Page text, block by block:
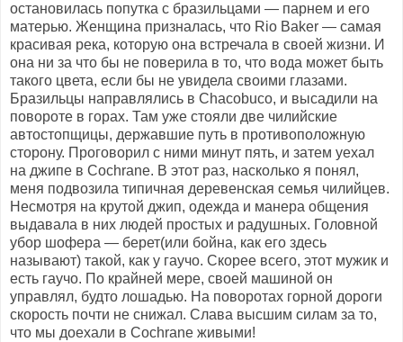
остановилась попутка с бразильцами — парнем и его
матерью. Женщина призналась, что Rio Baker — самая
красивая река, которую она встречала в своей жизни. И
она ни за что бы не поверила в то, что вода может быть
такого цвета, если бы не увидела своими глазами.
Бразильцы направлялись в Chacobuco, и высадили на
повороте в горах. Там уже стояли две чилийские
автостопщицы, державшие путь в противоположную
сторону. Проговорил с ними минут пять, и затем уехал
на джипе в Cochrane. В этот раз, насколько я понял,
меня подвозила типичная деревенская семья чилийцев.
Несмотря на крутой джип, одежда и манера общения
выдавала в них людей простых и радушных. Головной
убор шофера — берет(или бойна, как его здесь
называют) такой, как у гаучо. Скорее всего, этот мужик и
есть гаучо. По крайней мере, своей машиной он
управлял, будто лошадью. На поворотах горной дороги
скорость почти не снижал. Слава высшим силам за то,
что мы доехали в Cochrane живыми!